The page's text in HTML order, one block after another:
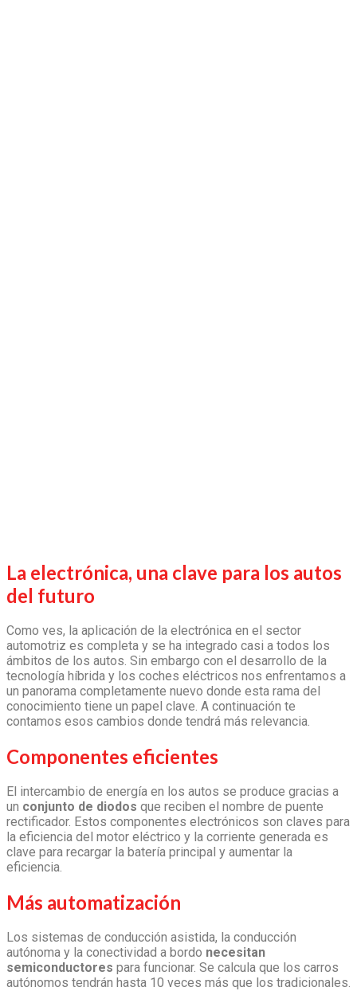
La electrónica, una clave para los autos
del futuro
Como ves, la aplicación de la electrónica en el sector
automotriz es completa y se ha integrado casi a todos los
ámbitos de los autos. Sin embargo con el desarrollo de la
tecnología híbrida y los coches eléctricos nos enfrentamos a
un panorama completamente nuevo donde esta rama del
conocimiento tiene un papel clave. A continuación te
contamos esos cambios donde tendrá más relevancia.
Componentes eficientes
El intercambio de energía en los autos se produce gracias a
un conjunto de diodos que reciben el nombre de puente
rectificador. Estos componentes electrónicos son claves para
la eficiencia del motor eléctrico y la corriente generada es
clave para recargar la batería principal y aumentar la
eficiencia.
Más automatización
Los sistemas de conducción asistida, la conducción
autónoma y la conectividad a bordo necesitan
semiconductores para funcionar. Se calcula que los carros
autónomos tendrán hasta 10 veces más que los tradicionales.